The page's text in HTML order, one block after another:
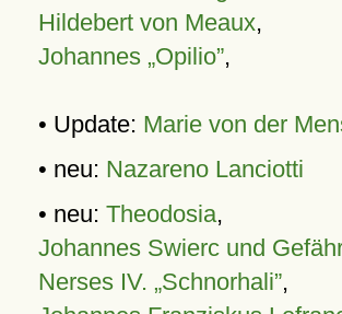
Hildebert von Meaux,
Johannes „Opilio”,
• Update: Marie von der
• neu: Nazareno Lanciotti
• neu: Theodosia,
Johannes Swierc und
Nerses IV. „Schnorhali”,